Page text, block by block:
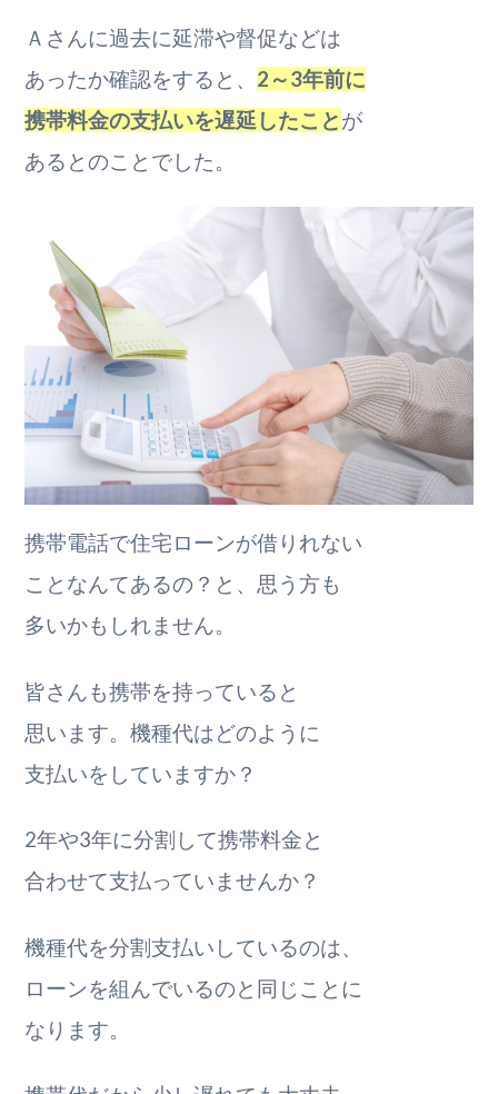
Ａさんに過去に延滞や督促などは
あったか確認をすると、 2～3年前に
携帯料金の支払いを遅延したことが
あるとのことでした。
携帯電話で住宅ローンが借りれない
ことなんてあるの？と、思う方も
多いかもしれません。
皆さんも携帯を持っていると
思います。機種代はどのように
支払いをしていますか？
2年や3年に分割して携帯料金と
合わせて支払っていませんか？
機種代を分割支払いしているのは、
ローンを組んでいるのと同じことに
なります。